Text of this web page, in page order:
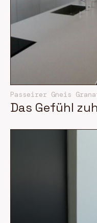
Passeirer Gneis
Das Gefühl